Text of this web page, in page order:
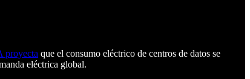
proyecta que el consumo eléctrico de centros de datos se
eléctrica global.